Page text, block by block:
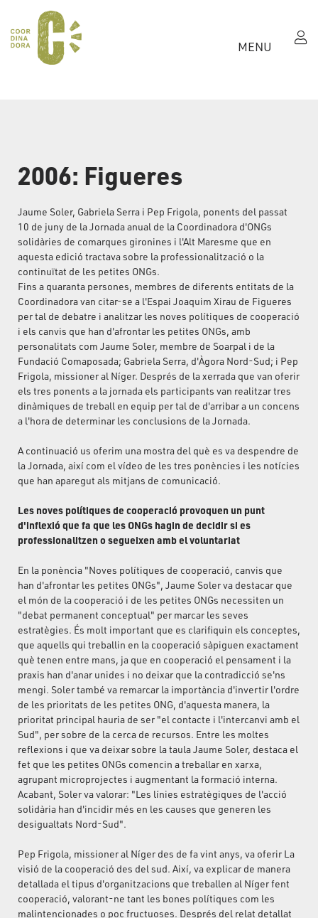
MENU
2006: Figueres
Jaume Soler, Gabriela Serra i Pep Frigola, ponents del passat
10 de juny de la Jornada anual de la Coordinadora d'ONGs
solidàries de comarques gironines i l'Alt Maresme que en
aquesta edició tractava sobre la professionalització o la
continuïtat de les petites ONGs.
Fins a quaranta persones, membres de diferents entitats de la
Coordinadora van citar-se a l'Espai Joaquim Xirau de Figueres
per tal de debatre i analitzar les noves polítiques de cooperació
i els canvis que han d'afrontar les petites ONGs, amb
personalitats com Jaume Soler, membre de Soarpal i de la
Fundació Comaposada; Gabriela Serra, d'Àgora Nord-Sud; i Pep
Frigola, missioner al Níger. Després de la xerrada que van oferir
els tres ponents a la jornada els participants van realitzar tres
dinàmiques de treball en equip per tal de d'arribar a un concens
a l'hora de determinar les conclusions de la Jornada.
A continuació us oferim una mostra del què es va despendre de
la Jornada, així com el vídeo de les tres ponències i les notícies
que han aparegut als mitjans de comunicació.
Les noves polítiques de cooperació provoquen un punt
d'inflexió que fa que les ONGs hagin de decidir si es
professionalitzen o segueixen amb el voluntariat
En la ponència "Noves polítiques de cooperació, canvis que
han d'afrontar les petites ONGs", Jaume Soler va destacar que
el món de la cooperació i de les petites ONGs necessiten un
"debat permanent conceptual" per marcar les seves
estratègies. És molt important que es clarifiquin els conceptes,
que aquells qui treballin en la cooperació sàpiguen exactament
què tenen entre mans, ja que en cooperació el pensament i la
praxis han d'anar unides i no deixar que la contradicció se'ns
mengi. Soler també va remarcar la importància d'invertir l'ordre
de les prioritats de les petites ONG, d'aquesta manera, la
prioritat principal hauria de ser "el contacte i l'intercanvi amb el
Sud", per sobre de la cerca de recursos. Entre les moltes
reflexions i que va deixar sobre la taula Jaume Soler, destaca el
fet que les petites ONGs comencin a treballar en xarxa,
agrupant microprojectes i augmentant la formació interna.
Acabant, Soler va valorar: "Les línies estratègiques de l'acció
solidària han d'incidir més en les causes que generen les
desigualtats Nord-Sud".
Pep Frigola, missioner al Níger des de fa vint anys, va oferir La
visió de la cooperació des del sud. Així, va explicar de manera
detallada el tipus d'organitzacions que treballen al Níger fent
cooperació, valorant-ne tant les bones polítiques com les
malintencionades o poc fructuoses. Després del relat detallat